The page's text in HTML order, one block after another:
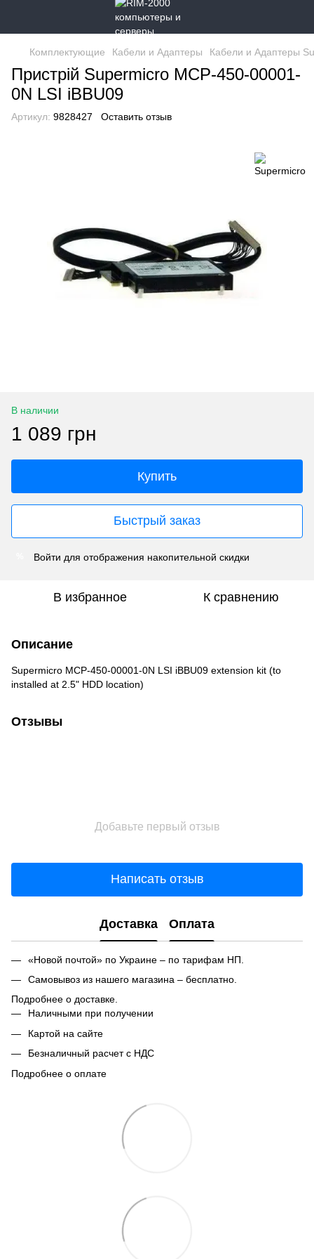
Комплектующие Кабели и Адаптеры Кабели и Адаптеры
Пристрій Supermicro MCP-450-00001-
0N LSI iBBU09
Артикул: 9828427 Оставить отзыв
В наличии
1 089 грн
Купить
Быстрый заказ
Войти для отображения накопительной скидки
В избранное К сравнению
Описание
Supermicro MCP-450-00001-0N LSI iBBU09 extension kit (to
installed at 2.5" HDD location)
Отзывы
Добавьте первый отзыв
Написать отзыв
Доставка Оплата
«Новой почтой» по Украине – по тарифам НП.
Самовывоз из нашего магазина – бесплатно.
Подробнее о доставке.
Наличными при получении
Картой на сайте
Безналичный расчет с НДС
Подробнее о оплате